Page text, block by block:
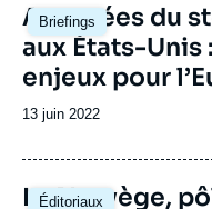
Briefings
Image
principale
Avancées du
aux États-Unis
enjeux pour
Date
publication
13 juin 2022
Éditoriaux
Image
La Norvège,